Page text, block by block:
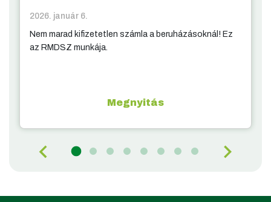
2026. január 6.
Nem marad kifizetetlen számla a beruházásoknál! Ez
az RMDSZ munkája.
Megnyitás